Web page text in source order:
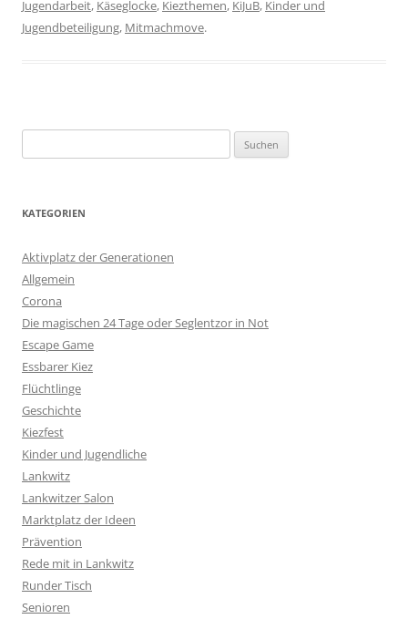
Jugendarbeit, Käseglocke, Kiezthemen, KiJuB, Kinder und
Jugendbeteiligung, Mitmachmove.
nach:
KATEGORIEN
Aktivplatz der Generationen
Allgemein
Corona
Die magischen 24 Tage oder Seglentzor in Not
Escape Game
Essbarer Kiez
Flüchtlinge
Geschichte
Kiezfest
Kinder und Jugendliche
Lankwitz
Lankwitzer Salon
Marktplatz der Ideen
Prävention
Rede mit in Lankwitz
Runder Tisch
Senioren